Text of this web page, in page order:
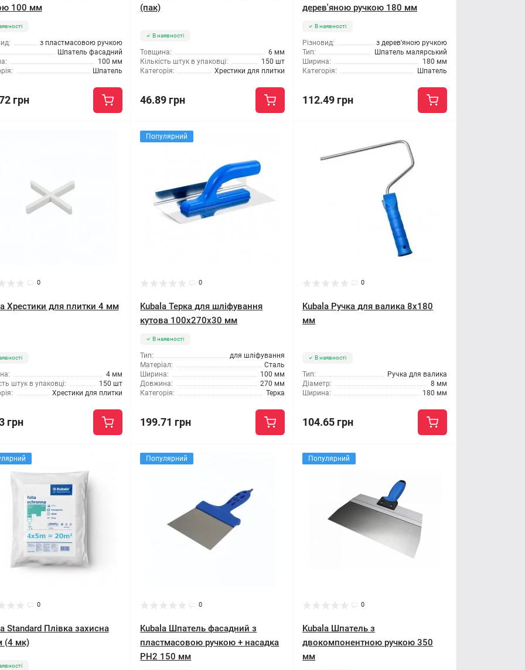
100 мм
з пластмасовою ручкою
Шпатель фасадний
100 мм
Шпатель
грн
(пак)
В наявності
Товщина:
6 мм
Кількість штук в упаковці:
150 шт
Категорія:
Хрестики для плитки
46.89 грн
дерев'яною ручкою 180 мм
В наявності
Різновид:
з дерев'яною ручкою
Тип:
Шпатель малярський
Ширина:
180 мм
Категорія:
Шпатель
112.49 грн
0
Хрестики для плитки 4 мм
4 мм
штук в упаковці:
150 шт
Хрестики для плитки
грн
Популярний
0
Kubala Терка для шліфування
кутова 100x270x30 мм
В наявності
Тип:
для шліфування
Матеріал:
Сталь
Ширина:
100 мм
Довжина:
270 мм
Категорія:
Терка
199.71 грн
0
Kubala Ручка для валика 8x180
мм
В наявності
Тип:
Ручка для валика
Діаметр:
8 мм
Ширина:
180 мм
104.65 грн
0
Standard Плівка захисна
(4 мк)
Популярний
0
Kubala Шпатель фасадний з
пластмасовою ручкою + насадка
PH2 150 мм
Популярний
0
Kubala Шпатель з
двокомпонентною ручкою 350
мм